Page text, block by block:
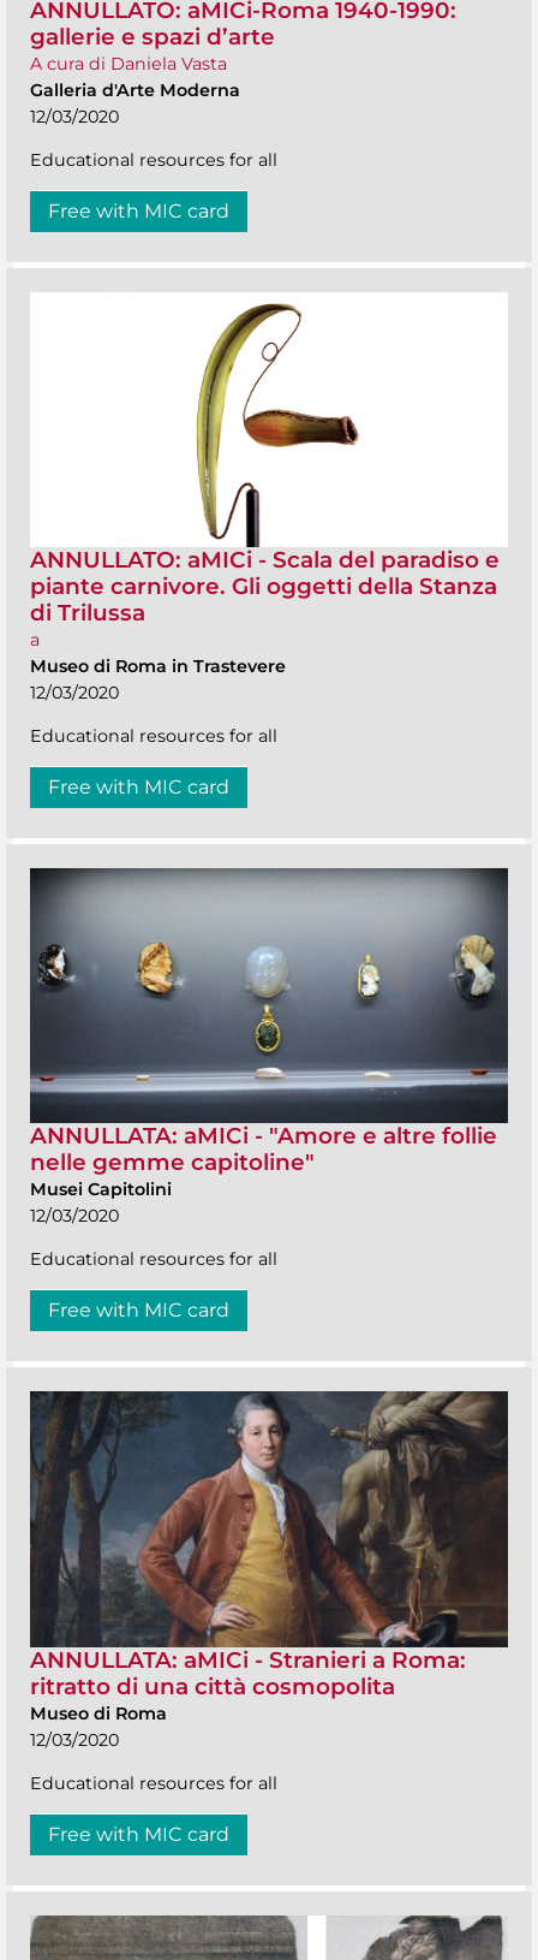
ANNULLATO: aMICi-Roma 1940-1990:
gallerie e spazi d’arte
A cura di Daniela Vasta
Galleria d'Arte Moderna
12/03/2020
Educational resources for all
Free with MIC card
ANNULLATO: aMICi - Scala del paradiso e
piante carnivore. Gli oggetti della Stanza
di Trilussa
a
Museo di Roma in Trastevere
12/03/2020
Educational resources for all
Free with MIC card
ANNULLATA: aMICi - "Amore e altre follie
nelle gemme capitoline"
Musei Capitolini
12/03/2020
Educational resources for all
Free with MIC card
ANNULLATA: aMICi - Stranieri a Roma:
ritratto di una città cosmopolita
Museo di Roma
12/03/2020
Educational resources for all
Free with MIC card